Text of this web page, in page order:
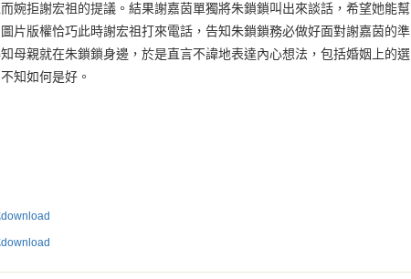
婉拒謝宏祖的提議。結果謝嘉茵單獨將朱鎖鎖叫出來談話，希望她能幫
片版權恰巧此時謝宏祖打來電話，告知朱鎖鎖務必做好面對謝嘉茵的準
母親就在朱鎖鎖身邊，於是直言不諱地表達內心想法，包括婚姻上的選
知如何是好。